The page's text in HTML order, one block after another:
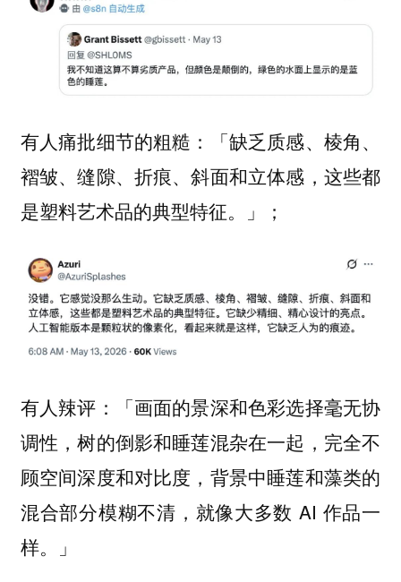
有人痛批细节的粗糙：「缺乏质感、棱角、
褶皱、缝隙、折痕、斜面和立体感，这些都
是塑料艺术品的典型特征。」；
有人辣评：「画面的景深和色彩选择毫无协
调性，树的倒影和睡莲混杂在一起，完全不
顾空间深度和对比度，背景中睡莲和藻类的
混合部分模糊不清，就像大多数 AI 作品一
样。」